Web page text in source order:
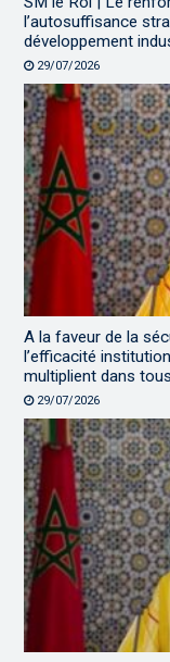
l’autosuffisance
développement
29/07/2026
A la faveur de la
l’efficacité
multiplient dans
29/07/2026